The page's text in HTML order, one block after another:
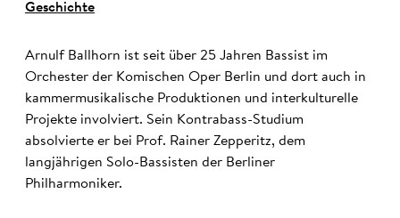
Geschichte
Arnulf Ballhorn ist seit über 25 Jahren Bassist im
Orchester der Komischen Oper Berlin und dort auch in
kammermusikalische Produktionen und interkulturelle
Projekte involviert. Sein Kontrabass-Studium
absolvierte er bei Prof. Rainer Zepperitz, dem
langjährigen Solo-Bassisten der Berliner
Philharmoniker.